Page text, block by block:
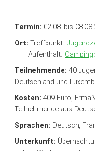
Termin: 02.08. bis
Ort: Treffpunkt:
Aufenthalt:
Teilnehmende: 40
Deutschland und
Kosten: 409 Euro,
Teilnehmende aus
Sprachen: Deutsch,
Unterkunft: